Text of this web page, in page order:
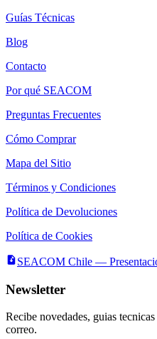
Guías Técnicas
Blog
Contacto
Por qué SEACOM
Preguntas Frecuentes
Cómo Comprar
Mapa del Sitio
Términos y Condiciones
Política de Devoluciones
Política de Cookies
SEACOM Chile —
Newsletter
Recibe novedades, guias
correo.